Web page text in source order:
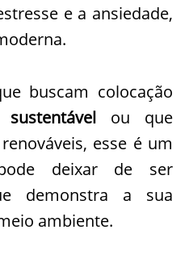
e a ansiedade,
buscam colocação
sustentável ou que
esse é um
deixar de ser
demonstra a sua
ambiente.